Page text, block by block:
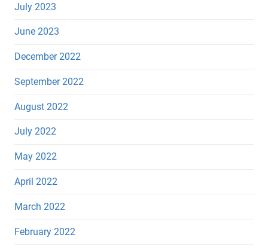
July 2023
June 2023
December 2022
September 2022
August 2022
July 2022
May 2022
April 2022
March 2022
February 2022